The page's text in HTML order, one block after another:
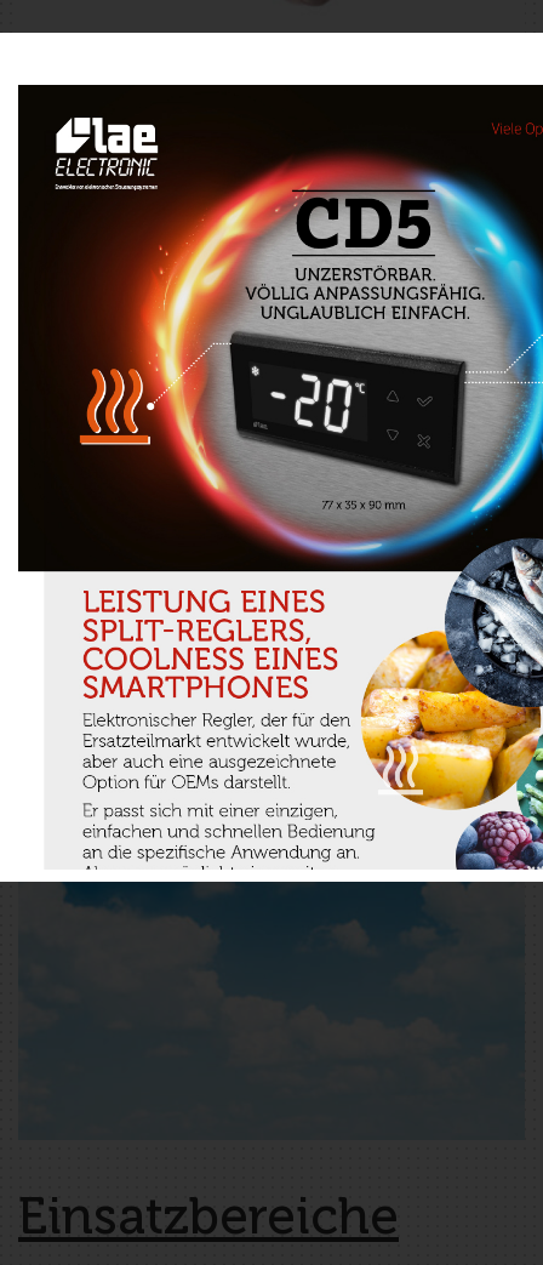
Umgebung &
Ethikkodex
_Seit jeher sind wir sensibel gegenüber Thematiken,
die jetzt auch für den größten Teil der
Verbraucher wichtig geworden sind. Wir entwickeln
Funktionen und verwenden Technologien, die den
wachsenden Anforderungen der Energieeinsparung
und geringen Umweltbelastung am besten
Eine weitere Grundlage unserer Unternehmenspolitik
ist die ethische Behandlung des
Arbeitnehmers. Diesbezüglich wählen wir
ausschließlich Lieferanten, für die der Ethikkodex
grundlegend ist.
Einsatzbereiche